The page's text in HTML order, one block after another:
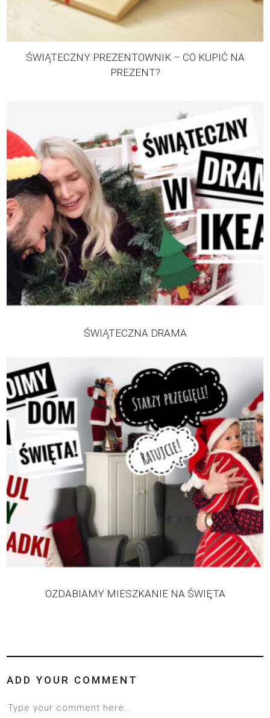
ŚWIĄTECZNY PREZENTOWNIK – CO KUPIĆ NA
PREZENT?
ŚWIĄTECZNA DRAMA
OZDABIAMY MIESZKANIE NA ŚWIĘTA
ADD YOUR COMMENT